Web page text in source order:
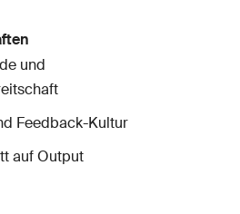
und
Feedback-Kultur
auf Output